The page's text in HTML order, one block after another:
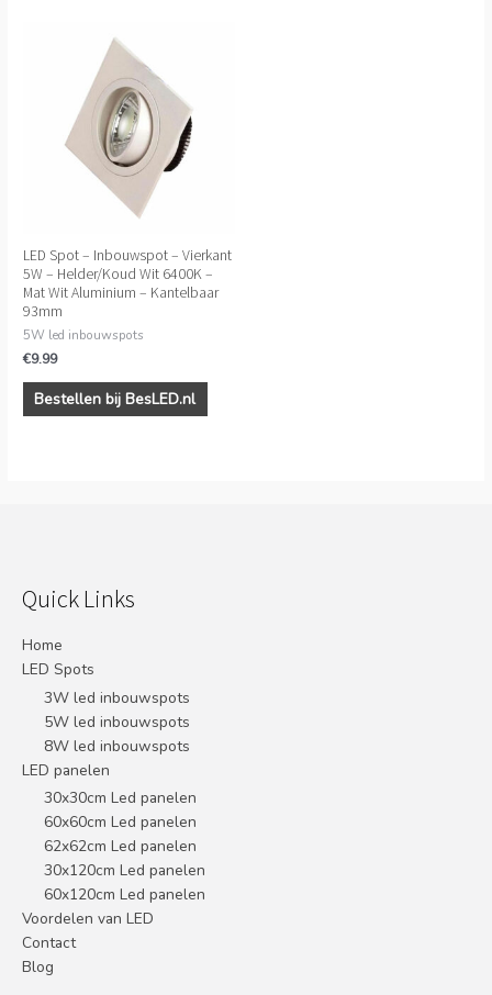
LED Spot – Inbouwspot – Vierkant
5W – Helder/Koud Wit 6400K –
Mat Wit Aluminium – Kantelbaar
93mm
5W led inbouwspots
€9.99
Bestellen bij BesLED.nl
Quick Links
Home
LED Spots
3W led inbouwspots
5W led inbouwspots
8W led inbouwspots
LED panelen
30x30cm Led panelen
60x60cm Led panelen
62x62cm Led panelen
30x120cm Led panelen
60x120cm Led panelen
Voordelen van LED
Contact
Blog